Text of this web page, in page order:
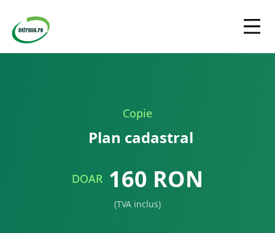
Copie
Plan cadastral
DOAR 160 RON
(TVA inclus)